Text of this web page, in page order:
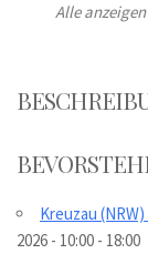
Alle anzeigen
Kreuzau
2026 - 10:00 - 18:00